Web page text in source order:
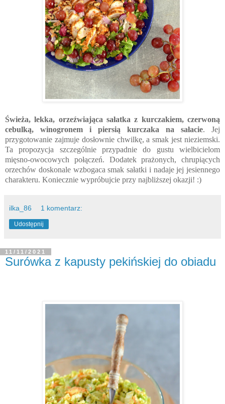
Świeża, lekka, orzeźwiająca sałatka z kurczakiem, czerwoną
cebulką, winogronem i piersią kurczaka na sałacie. Jej
przygotowanie zajmuje dosłownie chwilkę, a smak jest nieziemski.
Ta propozycja szczególnie przypadnie do gustu wielbicielom
mięsno-owocowych połączeń. Dodatek prażonych, chrupiących
orzechów doskonale wzbogaca smak sałatki i nadaje jej jesiennego
charakteru. Koniecznie wypróbujcie przy najbliższej okazji! :)
ilka_86 1 komentarz:
Udostępnij
11/11/2021
Surówka z kapusty pekińskiej do obiadu